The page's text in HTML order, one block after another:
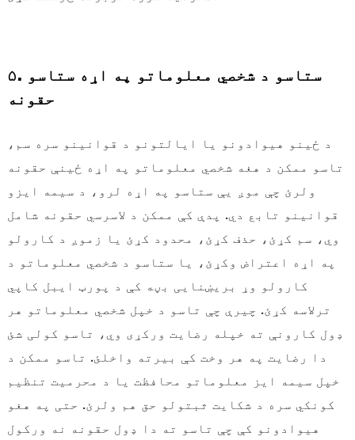
۵. ستاسو د شخصي معلوماتو په اړه ستاسو
حقونه
د ځینو هیوادونو یا ایالتونو د قوانینو سره سم،
تاسو ممکن د هغه شخصي معلوماتو په اړه ځینې حقونه
ولرئ چې موږ یې ستاسو په اړه لرو، د سیمه ایزو
قوانینو تابع دي. پدې کې ممکن د لاسرسي حقونه شامل
وي، سم کړئ، حذف کړئ، محدود کړئ یا زموږ د کارولو
په اړه اعتراض وکړئ، یا ستاسو د شخصي معلوماتو د
کارولو وړ بریښنایی بڼه کې د پورټ ایبل کاپي
ترلاسه کړئ. چیرې چې تاسو د خپل شخصي معلوماتو هر
ډول کارونې ته خپله رضایت ورکړی وي، تاسو کولی شئ
دا رضایت په هر وخت کې بیرته واخلئ. تاسو ممکن د
خپل سیمه ایز معلوماتو محافظت یا د محرمیت تنظیم
کونکي سره د شکایت ثبتولو حق هم ولرئ. حتی په هغو
هیوادونو کې چې تاسو ته دا ډول حقونه نه ورکول